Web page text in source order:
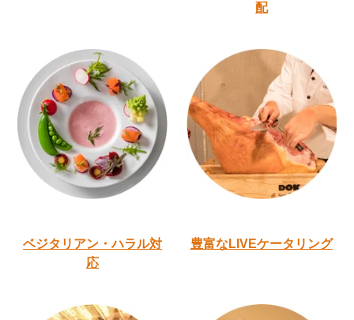
配
ベジタリアン・ハラル対
応
豊富なLIVEケータリング